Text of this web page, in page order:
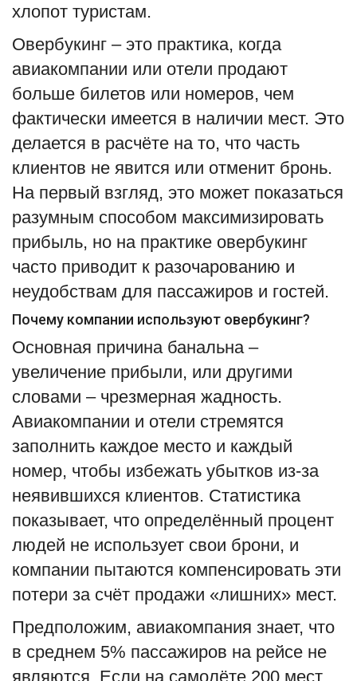
хлопот туристам.
Овербукинг – это практика, когда
авиакомпании или отели продают
больше билетов или номеров, чем
фактически имеется в наличии мест. Это
делается в расчёте на то, что часть
клиентов не явится или отменит бронь.
На первый взгляд, это может показаться
разумным способом максимизировать
прибыль, но на практике овербукинг
часто приводит к разочарованию и
неудобствам для пассажиров и гостей.
Почему компании используют овербукинг?
Основная причина банальна –
увеличение прибыли, или другими
словами – чрезмерная жадность.
Авиакомпании и отели стремятся
заполнить каждое место и каждый
номер, чтобы избежать убытков из-за
неявившихся клиентов. Статистика
показывает, что определённый процент
людей не использует свои брони, и
компании пытаются компенсировать эти
потери за счёт продажи «лишних» мест.
Предположим, авиакомпания знает, что
в среднем 5% пассажиров на рейсе не
являются. Если на самолёте 200 мест,